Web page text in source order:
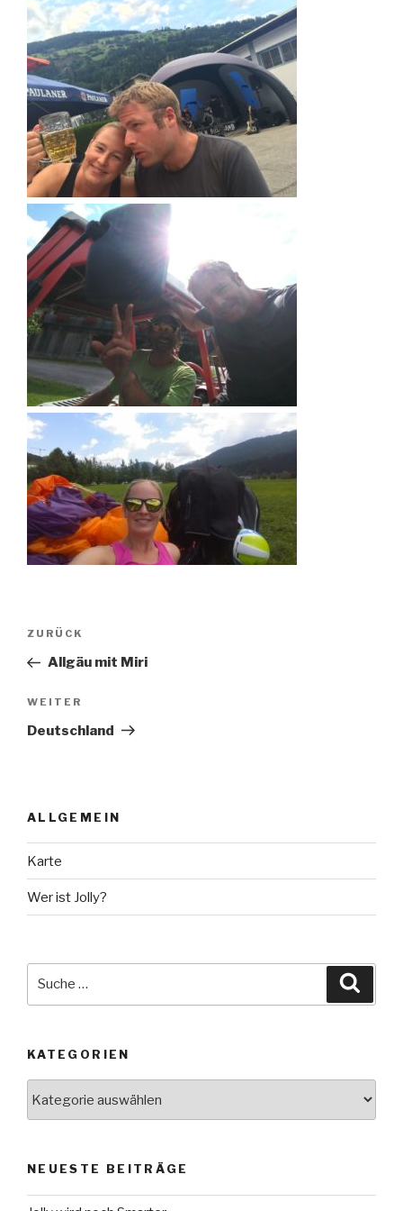
Beitragsnavigation
Vorheriger
Beitrag
ZURÜCK
Allgäu mit Miri
Nächster
Beitrag
WEITER
Deutschland
ALLGEMEIN
Karte
Wer ist Jolly?
KATEGORIEN
NEUESTE BEITRÄGE